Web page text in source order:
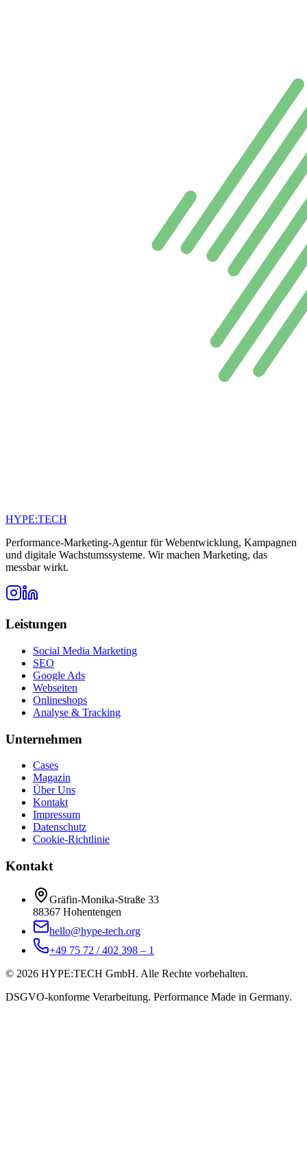
HYPE:TECH
Performance-Marketing-Agentur für Webentwicklung, Kampagnen
und digitale Wachstumssysteme. Wir machen Marketing, das
messbar wirkt.
Leistungen
Social Media Marketing
SEO
Google Ads
Webseiten
Onlineshops
Analyse & Tracking
Unternehmen
Cases
Magazin
Über Uns
Kontakt
Impressum
Datenschutz
Cookie-Richtlinie
Kontakt
Gräfin-Monika-Straße 33
88367 Hohentengen
hello@hype-tech.org
+49 75 72 / 402 398 – 1
© 2026 HYPE:TECH GmbH. Alle Rechte vorbehalten.
DSGVO-konforme Verarbeitung. Performance Made in Germany.